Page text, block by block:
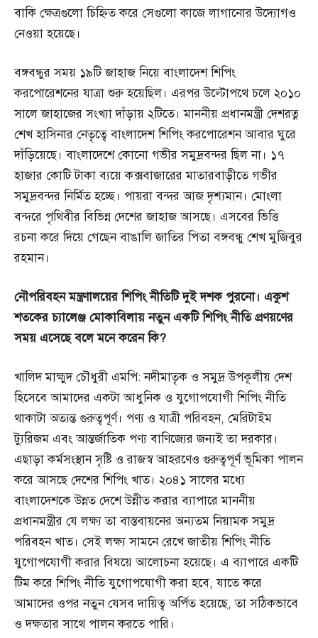
বাকি ক্ষেত্রগুলো চিহ্নিত করে সেগুলো কাজে লাগানোর উদ্যোগও
নেওয়া হয়েছে।
বঙ্গবন্ধুর সময় ১৯টি জাহাজ নিয়ে বাংলাদেশ শিপিং
করপোরেশনের যাত্রা শুরু হয়েছিল। এরপর উল্টোপথে চলে ২০১০
সালে জাহাজের সংখ্যা দাঁড়ায় ২টিতে। মাননীয় প্রধানমন্ত্রী দেশরত্ন
শেখ হাসিনার নেতৃত্বে বাংলাদেশ শিপিং করপোরেশন আবার ঘুরে
দাঁড়িয়েছে। বাংলাদেশে কোনো গভীর সমুদ্রবন্দর ছিল না। ১৭
হাজার কোটি টাকা ব্যয়ে কক্সবাজারের মাতারবাড়ীতে গভীর
সমুদ্রবন্দর নির্মিত হচ্ছে। পায়রা বন্দর আজ দৃশ্যমান। মোংলা
বন্দরে পৃথিবীর বিভিন্ন দেশের জাহাজ আসছে। এসবের ভিত্তি
রচনা করে দিয়ে গেছেন বাঙালি জাতির পিতা বঙ্গবন্ধু শেখ মুজিবুর
রহমান।
নৌপরিবহনমন্ত্রণালয়েরশিপিংনীতিটিদুইদশক পুরনো। একুশ
শতকেরচ্যালেঞ্জ মোকাবিলায়নতুনএকটিশিপিংনীতিপ্রণয়ণের
সময়এসেছেবলেমনেকরেনকি?
খালিদ মাহ্মুদ চৌধুরী এমপি: নদীমাতৃক ও সমুদ্র উপকূলীয় দেশ
হিসেবে আমাদের একটা আধুনিক ও যুগোপযোগী শিপিং নীতি
থাকাটা অত্যন্ত গুরুত্বপূর্ণ। পণ্য ও যাত্রী পরিবহন, মেরিটাইম
ট্যুরিজম এবং আন্তর্জাতিক পণ্য বাণিজ্যের জন্যই তা দরকার।
এছাড়া কর্মসংস্থান সৃষ্টি ও রাজস্ব আহরণেও গুরুত্বপূর্ণ ভূমিকা পালন
করে আসছে দেশের শিপিং খাত। ২০৪১ সালের মধ্যে
বাংলাদেশকে উন্নত দেশে উন্নীত করার ব্যাপারে মাননীয়
প্রধানমন্ত্রীর যে লক্ষ্য তা বাস্তবায়নের অন্যতম নিয়ামক সমুদ্র
পরিবহন খাত। সেই লক্ষ্য সামনে রেখে জাতীয় শিপিং নীতি
যুগোপযোগী করার বিষয়ে আলোচনা হয়েছে। এ ব্যাপারে একটি
টিম করে শিপিং নীতি যুগোপযোগী করা হবে, যাতে করে
আমাদের ওপর নতুন যেসব দায়িত্ব অর্পিত হয়েছে, তা সঠিকভাবে
ও দক্ষতার সাথে পালন করতে পারি।